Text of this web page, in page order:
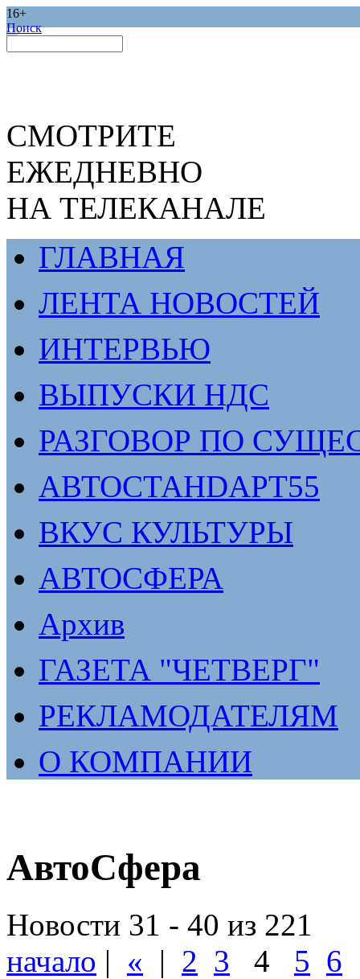
16+
Поиск
СМОТРИТЕ
ЕЖЕДНЕВНО
НА ТЕЛЕКАНАЛЕ
ГЛАВНАЯ
ЛЕНТА НОВОСТЕЙ
ИНТЕРВЬЮ
ВЫПУСКИ НДС
РАЗГОВОР ПО
АВТОСТАНDАРТ55
ВКУС КУЛЬТУРЫ
АВТОСФЕРА
Архив
ГАЗЕТА "ЧЕТВЕРГ"
РЕКЛАМОДАТЕЛЯМ
О КОМПАНИИ
АвтоСфера
Новости 31 - 40 из 221
начало | « | 2 3 4 5 6